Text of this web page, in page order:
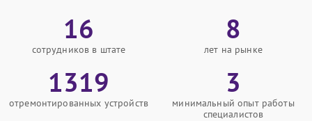
16
сотрудников в штате
8
лет на рынке
1319
отремонтированных устройств
3
минимальный опыт работы
специалистов